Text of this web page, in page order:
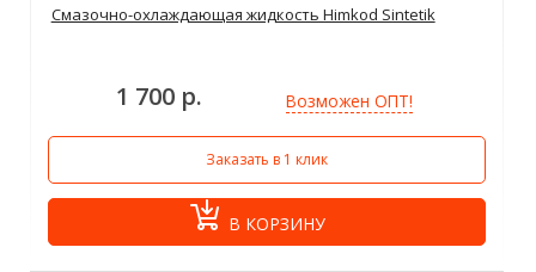
Смазочно-охлаждающая жидкость Himkod Sintetik
1 700 р. Возможен ОПТ!
Заказать в 1 клик
В КОРЗИНУ